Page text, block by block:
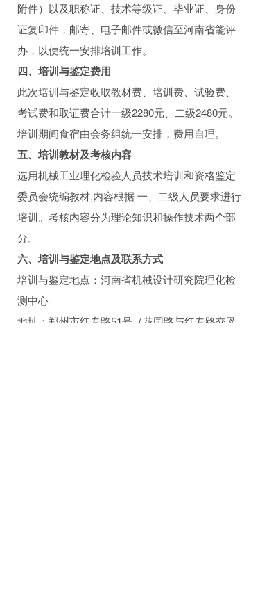
附件）以及职称证、技术等级证、毕业证、身份
证复印件，邮寄、电子邮件或微信至河南省能评
办，以便统一安排培训工作。
四、培训与鉴定费用
此次培训与鉴定收取教材费、培训费、试验费、
考试费和取证费合计一级2280元、二级2480元。
培训期间食宿由会务组统一安排，费用自理。
五、培训教材及考核内容
选用机械工业理化检验人员技术培训和资格鉴定
委员会统编教材,内容根据 一、二级人员要求进行
培训。考核内容分为理论知识和操作技术两个部
分。
六、培训与鉴定地点及联系方式
培训与鉴定地点：河南省机械设计研究院理化检
测中心
地址：郑州市红专路51号（花园路与红专路交叉